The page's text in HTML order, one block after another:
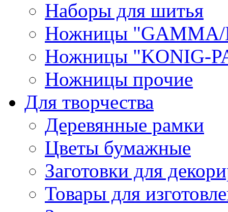
Наборы для шитья
Ножницы "GAMMA/
Ножницы "KONIG-
Ножницы прочие
Для творчества
Деревянные рамки
Цветы бумажные
Заготовки для
Товары для